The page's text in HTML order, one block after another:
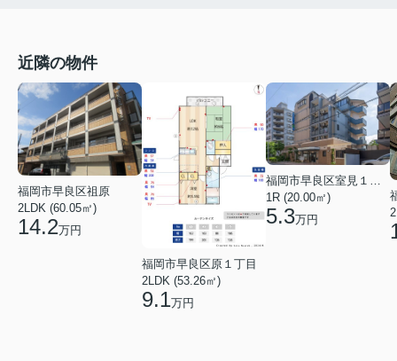
近隣の物件
福岡市早良区祖原
2LDK (60.05㎡)
14.2万円
福岡市早良区原１丁目
2LDK (53.26㎡)
9.1万円
福岡市早良区室見１丁目
1R (20.00㎡)
5.3万円